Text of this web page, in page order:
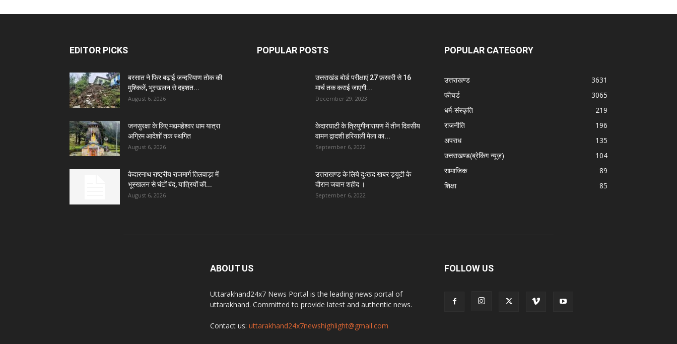
EDITOR PICKS
बरसात ने फिर बढ़ाई जन्दरियाण तोक की
मुश्किलें, भूस्खलन से दहशत...
August 6, 2026
जनसुरक्षा के लिए मद्यमहेश्वर धाम यात्रा
अग्रिम आदेशों तक स्थगित
August 6, 2026
केदारनाथ राष्ट्रीय राजमार्ग तिलवाड़ा में
भूस्खलन से घंटों बंद, यात्रियों की...
August 6, 2026
POPULAR POSTS
उत्तराखंड बोर्ड परीक्षाएं 27 फ़रवरी से 16
मार्च तक कराई जाएगी...
December 29, 2023
केदारघाटी के त्रियुगीनारायण में तीन दिवसीय
वामन द्वादशी हरियाली मेला का...
September 6, 2022
उत्तराखण्ड के लिये दुःखद खबर ड्यूटी के
दौरान जवान शहीद ।
September 6, 2022
POPULAR CATEGORY
उत्तराखण्ड
3631
फीचर्ड
3065
धर्म-संस्कृति
219
राजनीति
196
अपराध
135
उत्तराखण्ड(ब्रेकिंग न्यूज़)
104
सामाजिक
89
शिक्षा
85
ABOUT US
Uttarakhand24x7 News Portal is the leading news portal of
uttarakhand. Committed to provide latest and authentic news.
Contact us: uttarakhand24x7newshighlight@gmail.com
FOLLOW US